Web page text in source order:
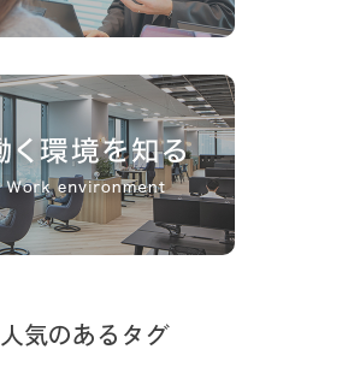
人気のあるタグ